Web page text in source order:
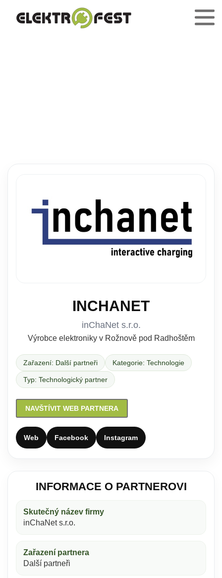
INCHANET
inChaNet s.r.o.
Výrobce elektroniky v Rožnově pod Radhoštěm
Zařazení: Další partneři Kategorie: Technologie
Typ: Technologický partner
NAVŠTÍVIT WEB PARTNERA
Web Facebook Instagram
INFORMACE O PARTNEROVI
Skutečný název firmy
inChaNet s.r.o.
Zařazení partnera
Další partneři